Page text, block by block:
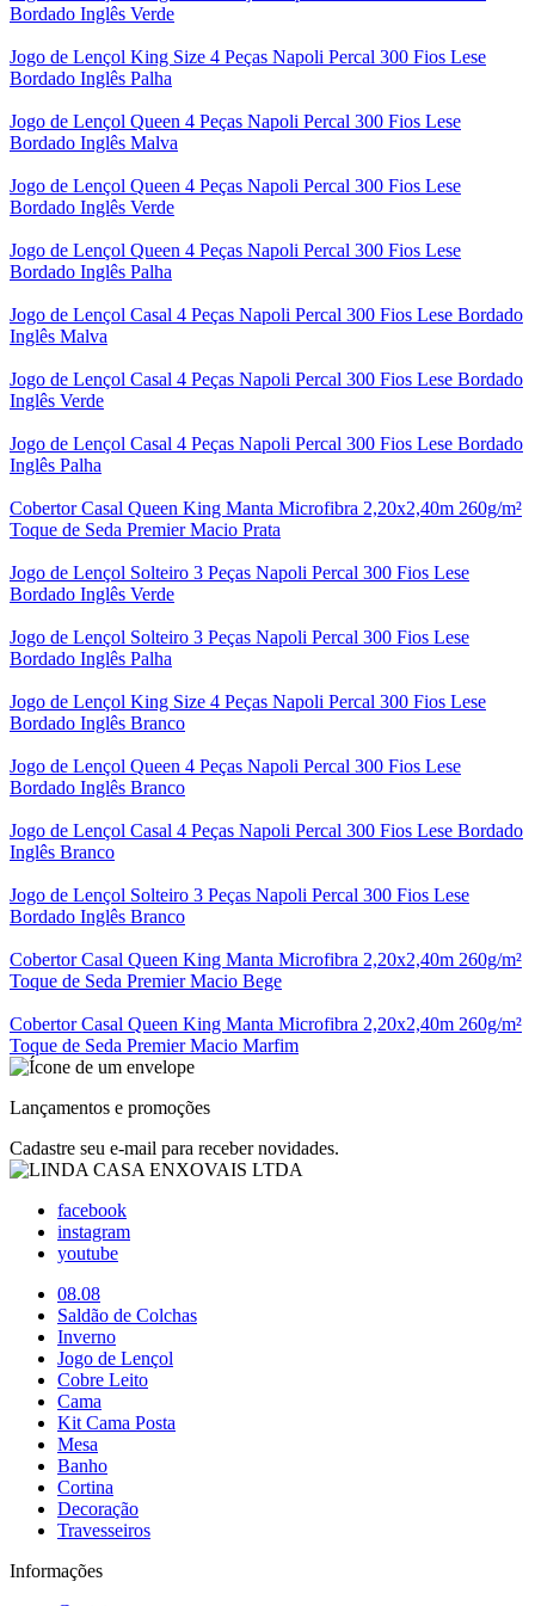
Bordado Inglês Verde
Jogo de Lençol King Size 4 Peças Napoli Percal 300 Fios Lese
Bordado Inglês Palha
Jogo de Lençol Queen 4 Peças Napoli Percal 300 Fios Lese
Bordado Inglês Malva
Jogo de Lençol Queen 4 Peças Napoli Percal 300 Fios Lese
Bordado Inglês Verde
Jogo de Lençol Queen 4 Peças Napoli Percal 300 Fios Lese
Bordado Inglês Palha
Jogo de Lençol Casal 4 Peças Napoli Percal 300 Fios Lese Bordado
Inglês Malva
Jogo de Lençol Casal 4 Peças Napoli Percal 300 Fios Lese Bordado
Inglês Verde
Jogo de Lençol Casal 4 Peças Napoli Percal 300 Fios Lese Bordado
Inglês Palha
Cobertor Casal Queen King Manta Microfibra 2,20x2,40m 260g/m²
Toque de Seda Premier Macio Prata
Jogo de Lençol Solteiro 3 Peças Napoli Percal 300 Fios Lese
Bordado Inglês Verde
Jogo de Lençol Solteiro 3 Peças Napoli Percal 300 Fios Lese
Bordado Inglês Palha
Jogo de Lençol King Size 4 Peças Napoli Percal 300 Fios Lese
Bordado Inglês Branco
Jogo de Lençol Queen 4 Peças Napoli Percal 300 Fios Lese
Bordado Inglês Branco
Jogo de Lençol Casal 4 Peças Napoli Percal 300 Fios Lese Bordado
Inglês Branco
Jogo de Lençol Solteiro 3 Peças Napoli Percal 300 Fios Lese
Bordado Inglês Branco
Cobertor Casal Queen King Manta Microfibra 2,20x2,40m 260g/m²
Toque de Seda Premier Macio Bege
Cobertor Casal Queen King Manta Microfibra 2,20x2,40m 260g/m²
Toque de Seda Premier Macio Marfim
Lançamentos e promoções
Cadastre seu e-mail para receber novidades.
facebook
instagram
youtube
08.08
Saldão de Colchas
Inverno
Jogo de Lençol
Cobre Leito
Cama
Kit Cama Posta
Mesa
Banho
Cortina
Decoração
Travesseiros
Informações